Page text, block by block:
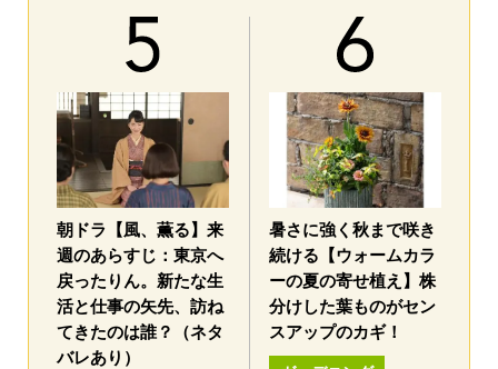
朝ドラ【風、薫る】来
週のあらすじ：東京へ
戻ったりん。新たな生
活と仕事の矢先、訪ね
てきたのは誰？（ネタ
バレあり）
暑さに強く秋まで咲き
続ける【ウォームカラ
ーの夏の寄せ植え】株
分けした葉ものがセン
スアップのカギ！